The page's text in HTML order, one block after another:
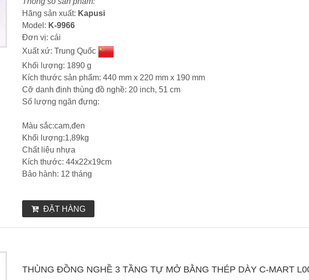
Hãng sản xuất: Kapusi
Model: K-9966
Đơn vị: cái
Xuất xứ: Trung Quốc
Khối lượng: 1890 g
Kích thước sản phẩm: 440 mm x 220 mm x 190 mm
Cỡ danh định thùng đồ nghề: 20 inch, 51 cm
Số lượng ngăn đựng:
Màu sắc:cam,đen
Khối lượng:1,89kg
Chất liệu nhựa
Kích thước: 44x22x19cm
Bảo hành: 12 tháng
ĐẶT HÀNG
THÙNG ĐỒNG NGHỀ 3 TẦNG TỰ MỞ BẰNG THÉP DÀY C-MART